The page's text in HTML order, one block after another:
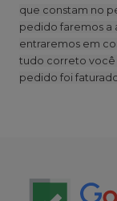
que constam no
pedido faremos a
entraremos em
tudo correto você
pedido foi